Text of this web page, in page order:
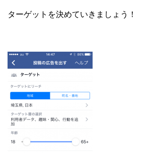
ターゲットを決めていきましょう！